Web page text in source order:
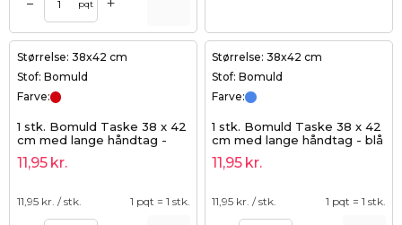
– pqt
Størrelse: 38x42 cm
Stof: Bomuld
Farve:
1 stk. Bomuld Taske 38 x 42
cm med lange håndtag -
rød
11,95 kr.
11,95 kr. / stk. 1 pqt = 1 stk.
Størrelse: 38x42 cm
Stof: Bomuld
Farve:
1 stk. Bomuld Taske 38 x 42
cm med lange håndtag - blå
11,95 kr.
11,95 kr. / stk. 1 pqt = 1 stk.